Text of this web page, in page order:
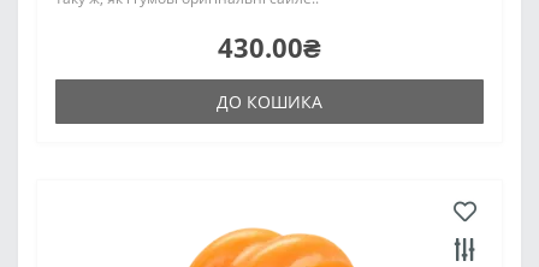
430.00₴
ДО КОШИКА